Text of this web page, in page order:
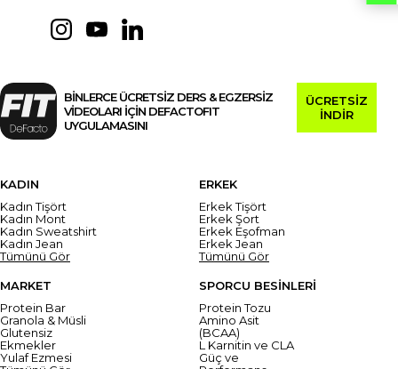
BİNLERCE ÜCRETSİZ DERS & EGZERSİZ
VİDEOLARI İÇİN DEFACTOFIT
UYGULAMASINI
ÜCRETSİZ
İNDİR
KADIN
Kadın Tişört
Kadın Mont
Kadın Sweatshirt
Kadın Jean
Tümünü Gör
ERKEK
Erkek Tişört
Erkek Şort
Erkek Eşofman
Erkek Jean
Tümünü Gör
MARKET
Protein Bar
Granola & Müsli
Glutensiz
Ekmekler
Yulaf Ezmesi
SPORCU BESİNLERİ
Protein Tozu
Amino Asit
(BCAA)
L Karnitin ve CLA
Güç ve